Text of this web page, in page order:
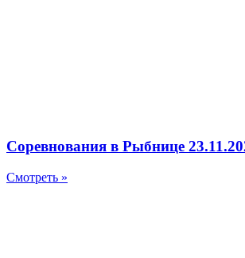
Соревнования в Рыбнице
Смотреть »